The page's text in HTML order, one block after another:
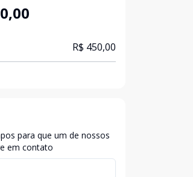
R$ 450,00
para que um de nossos
em contato